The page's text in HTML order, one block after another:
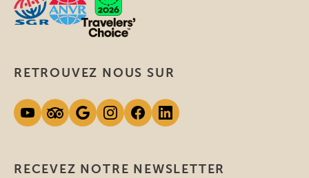
RECEVEZ NOTRE NEWSLETTER
RETROUVEZ NOUS SUR